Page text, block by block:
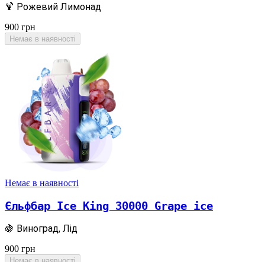
🍹 Рожевий Лимонад
900 грн
Немає в наявності
Немає в наявності
Єльфбар Ice King 30000 Grape ice
🍇 Виноград, Лід
900 грн